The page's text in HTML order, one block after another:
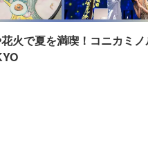
火で夏を満喫！コニカミノ